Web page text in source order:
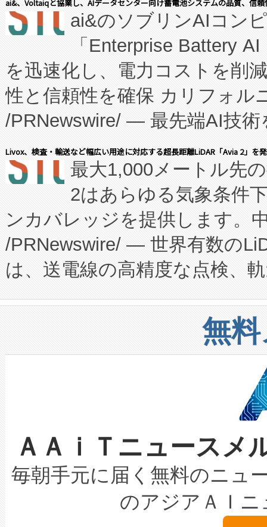
manufacturing™ (FCCM™) プ
たNeXは、バイオ医薬品製造
従来のフェッドバッチ施設の
に、患者やサプライチェーン
キー方式で拡張性が高く、持
す。FCCM‑を活用した現地生
患者にとっての費用負担を大
のアクセスを大幅に拡大する
Fully-Connected Continuous
プログラムには、施設設計・
に関する技術移転および知的
構造化トレーニングカリキュ
上げおよび商用化段階におけ
設備整備および立ち上げ調整
加組織は、Enzeneのバイオ
選定された製品について、自
取得できる可能性もあります
設には、3億～4億ドルかか
最高経営責任者（CEO）であ
す。「当社のfully-connected
ームを利用すれば、6,000万
ai&、Voltaiqと協業し、AIデータセンター向け蓄電池システムの品質、信
ai&のソブリンAIコン
「Enterprise Battery
を迅速化し、電力コストを削
性と信頼性を確保 カリフォル
/PRNewswire/ — 最先端AI技術
会社エーアイ・アンド：本社
President原信平）と、エンタ
ードするVoltaiqは、日本にあ
ーエネルギー貯蔵システム（
た。 Voltaiq独自のAI搭載プラ
定、統合、導入、運用に至る
安全性を追跡し、確保する事
増加しているデータセンター
る電力網に大きな負担をかけ
事業者の負担軽減という課題
系統連系を迅速にし、ピーク
限を超えて利用可能な電力容
持できるよう貢献します。こ
ービスレベル契約（SLA）違
テリー性能の劣化によるダウ
念は、現在データセンターが
Livox、検査・輸送など幅広い用途に対応する超長距離LiDAR「Avia 2」を
最大1,000メートル先
2はあらゆる気象条件
ンカバレッジを提供します。
/PRNewswire/ — 世界有数の
は、送電線の高精度な点検、
や穀物倉庫におけるバルク材
リューション「Avia 2」を発
したAvia 2は、1,000メート
狭視野のFOVを切り替えるこ
ケーブル、枝などの細かな対
なレーザースポットにより、
な環境下でも豊かなディテー
キロメートル範囲を検出
LiDAR for Inspections,
は1535 nmレーザーを搭載。
無
ＡＡｉＴニュース
毎朝手元に届く無料のニュ
のアジアＡＩ